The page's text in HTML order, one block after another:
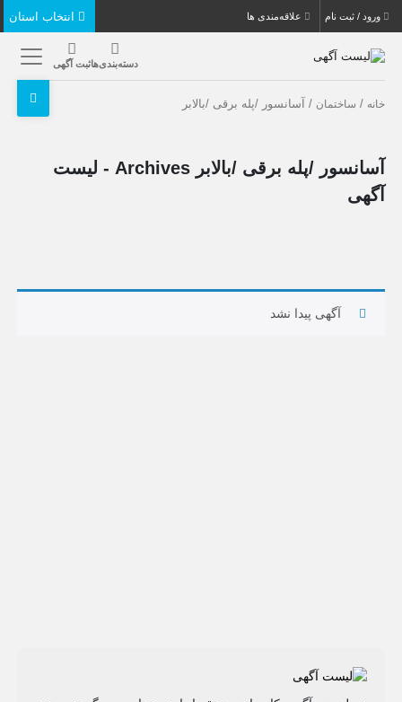
ورود / ثبت نام علاقه‌مندی ها
دسته‌بندی‌هاثبت آگهی
خانه / ساختمان / آسانسور /پله برقی /بالابر
آسانسور /پله برقی /بالابر Archives - لیست
آگهی
آگهی پیدا نشد